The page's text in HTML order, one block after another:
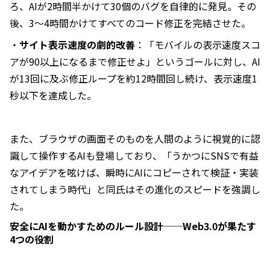
ろ、AIが2時間半かけて30個のバグを自律的に発見。その
後、3〜4時間かけてすべてのコード修正を完結させた。
・ サイト表示速度の劇的改善 ：「モバイルの表示速度スコ
アが90以上になるまで修正せよ」というゴールに対し、AI
が13回に及ぶ修正ループを約12時間回し続け、表示速度1
秒以下を達成した。
また、ブラウザの画面そのものを人間のように視覚的に認
識して操作するAIも登場しており、「うかつにSNSで有益
なアイデアを呟けば、瞬時にAIにコピーされて検証・実装
されてしまう時代」と同氏はその進化のスピードを強調し
た。
安全にAIを動かすためのルール設計──Web3.0が果たす
4つの役割